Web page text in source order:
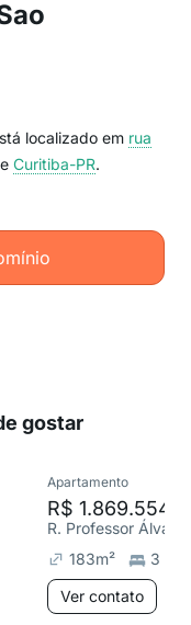
localizado em rua
Curitiba-PR.
gostar
Apartamento
R$ 1.869.554
R. Professor
183m²
3
Ver contato